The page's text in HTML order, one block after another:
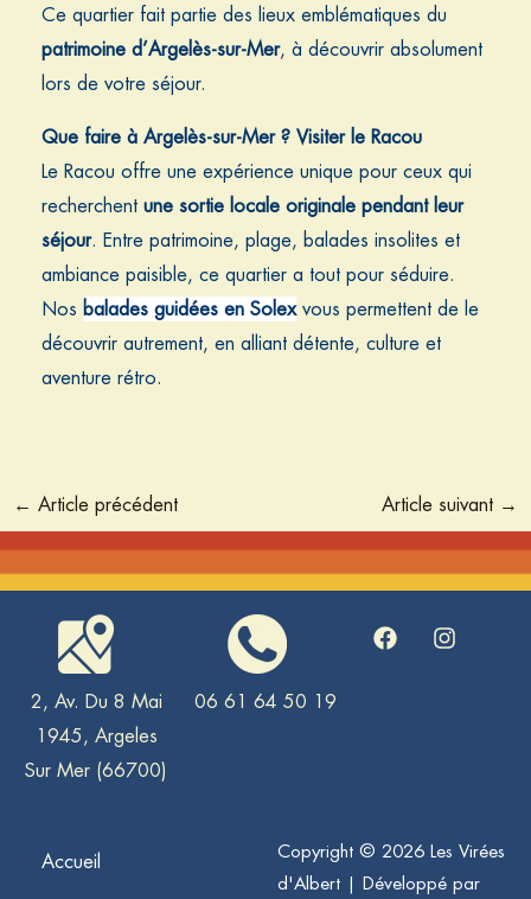
Ce quartier fait partie des lieux emblématiques du
patrimoine d’Argelès-sur-Mer, à découvrir absolument
lors de votre séjour.
Que faire à Argelès-sur-Mer ? Visiter le Racou
Le Racou offre une expérience unique pour ceux qui
recherchent une sortie locale originale pendant leur
séjour. Entre patrimoine, plage, balades insolites et
ambiance paisible, ce quartier a tout pour séduire.
Nos balades guidées en Solexvous permettent de le
découvrir autrement, en alliant détente, culture et
aventure rétro.
← Article précédent Article suivant →
2, Av. Du 8 Mai
1945, Argeles
Sur Mer (66700)
06 61 64 50 19
F
a
I
n
Accueil
Copyright © 2026 Les Virées
d'Albert | Développé par